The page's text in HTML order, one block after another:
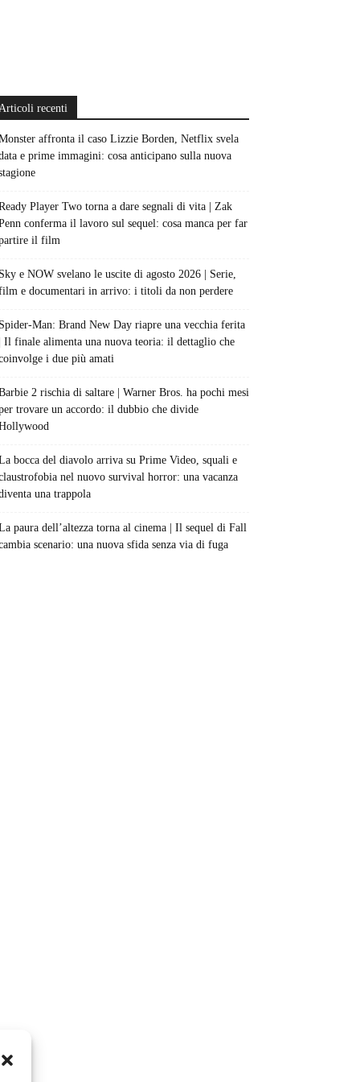
recenti
affronta il caso Lizzie Borden, Netflix svela
e prime immagini: cosa anticipano sulla nuova
Player Two torna a dare segnali di vita | Zak
conferma il lavoro sul sequel: cosa manca per far
il film
Sky e NOW svelano le uscite di agosto 2026 | Serie,
e documentari in arrivo: i titoli da non perdere
Spider-Man: Brand New Day riapre una vecchia ferita
| Il finale alimenta una nuova teoria: il dettaglio che
i due più amati
2 rischia di saltare | Warner Bros. ha pochi mesi
trovare un accordo: il dubbio che divide
bocca del diavolo arriva su Prime Video, squali e
nel nuovo survival horror: una vacanza
una trappola
paura dell’altezza torna al cinema | Il sequel di Fall
scenario: una nuova sfida senza via di fuga